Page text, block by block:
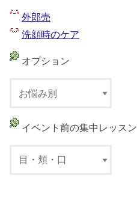
外郎売
洗顔時のケア
オプション
イベント前の集中レッスン